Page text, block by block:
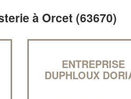
à Orcet (63670)
ENTREPRISE
DUPHLOUX